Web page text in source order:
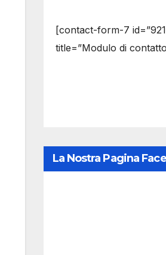
[contact-form-7
title=”Modulo di contatto
La Nostra Pagina